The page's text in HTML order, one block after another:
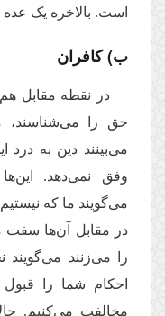
است. بالاخره یک عده
ب) کافران
در نقطه مقابل
حق را می‌شناسند،
می‌بینند دین به درد
وفق نمی‌دهد.
می‌گویند ما که
در مقابل آن‌ها سفت
را می‌زنند می‌گویند
احکام شما را قبول
مخالفت می‌کنیم.